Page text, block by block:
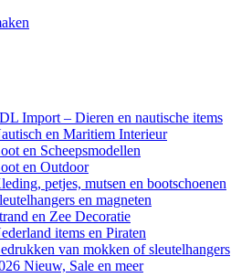
Import – Dieren en nautische items
en Maritiem Interieur
en Scheepsmodellen
en Outdoor
petjes, mutsen en bootschoenen
en magneten
en Zee Decoratie
items en Piraten
van mokken of sleutelhangers
Nieuw, Sale en meer